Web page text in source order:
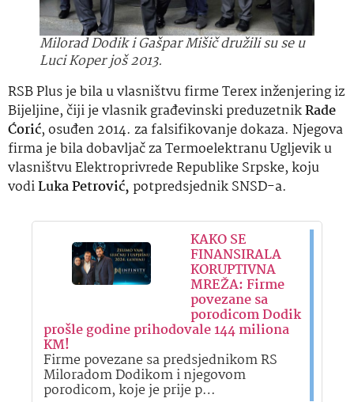
Milorad Dodik i Gašpar Mišič družili su se u
Luci Koper još 2013.
RSB Plus je bila u vlasništvu firme Terex inženjering iz
Bijeljine, čiji je vlasnik građevinski preduzetnikRade
Ćorić, osuđen 2014. za falsifikovanje dokaza. Njegova
firma je bila dobavljač za Termoelektranu Ugljevik u
vlasništvu Elektroprivrede Republike Srpske, koju
vodiLuka Petrović, potpredsjednik SNSD-a.
KAKO SE
FINANSIRALA
KORUPTIVNA
MREŽA: Firme
povezane sa
porodicom Dodik
prošle godine prihodovale 144 miliona
KM!
Firme povezane sa predsjednikom RS
Miloradom Dodikom i njegovom
porodicom, koje je prije p…